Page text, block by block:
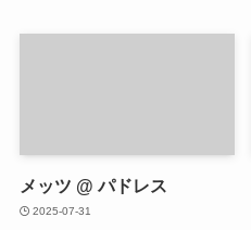
メッツ @ パドレス
2025-07-31